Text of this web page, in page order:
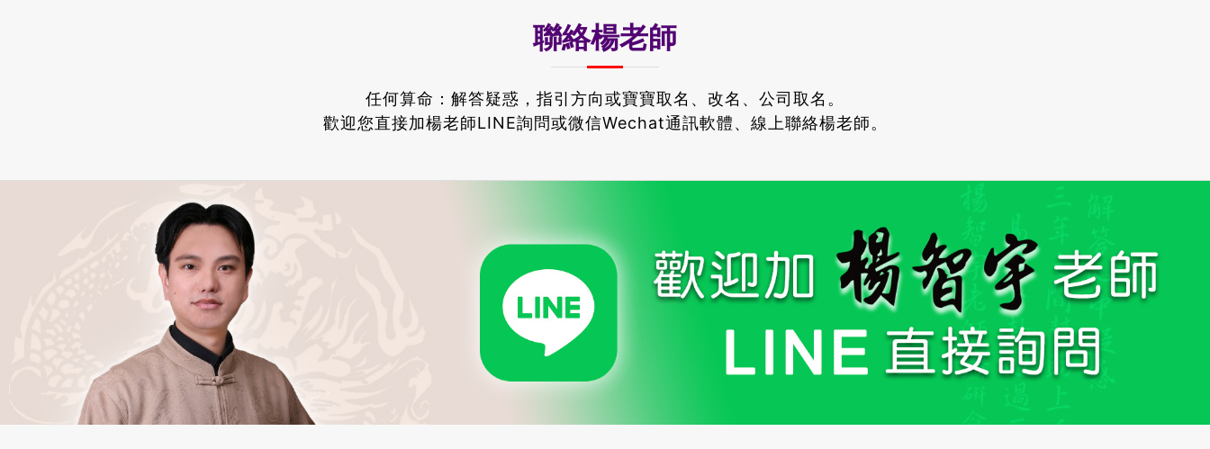
聯絡楊老師
任何算命：解答疑惑，指引方向或寶寶取名、改名、公司取名。
歡迎您直接加楊老師LINE詢問或微信Wechat通訊軟體、線上聯絡楊老師。